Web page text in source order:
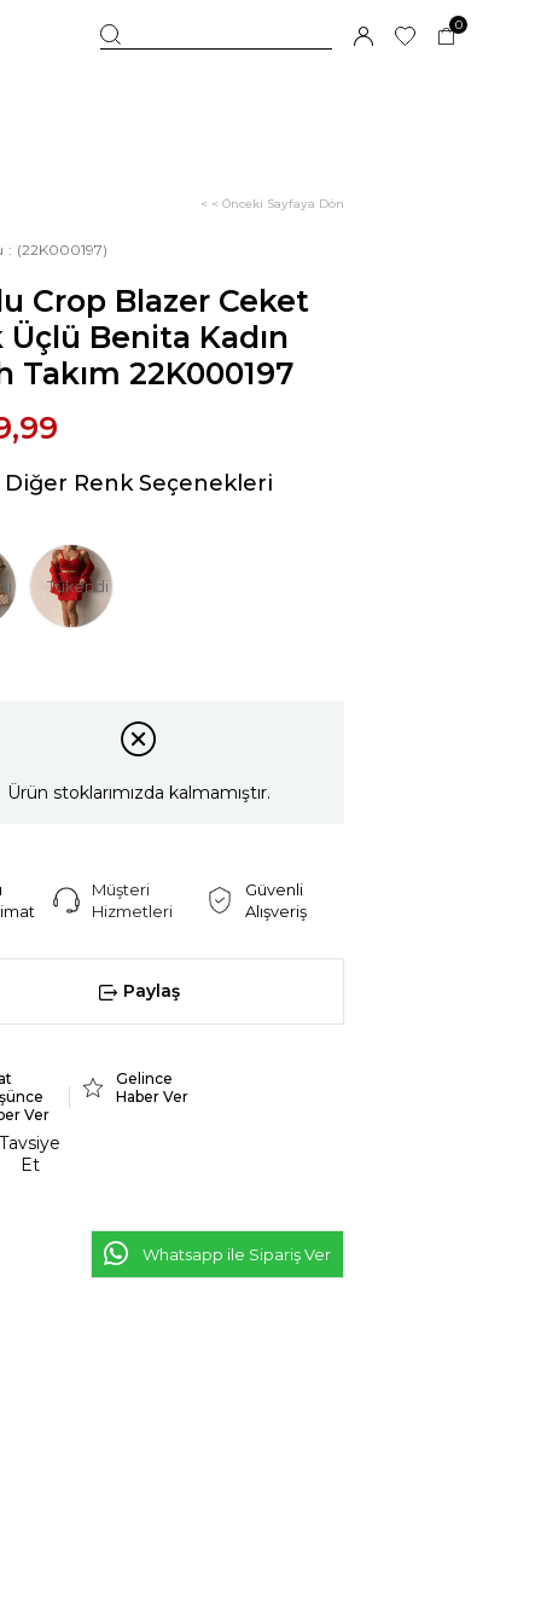
0
< < Önceki Sayfaya Dön
(22K000197)
Crop Blazer Ceket
Üçlü Benita Kadın
Takım 22K000197
Diğer Renk Seçenekleri
Tükendi
Ürün stoklarımızda kalmamıştır.
Müşteri
Hizmetleri
Güvenli
Alışveriş
Paylaş
Ver
Gelince
Haber Ver
Tavsiye
Et
Whatsapp ile Sipariş Ver